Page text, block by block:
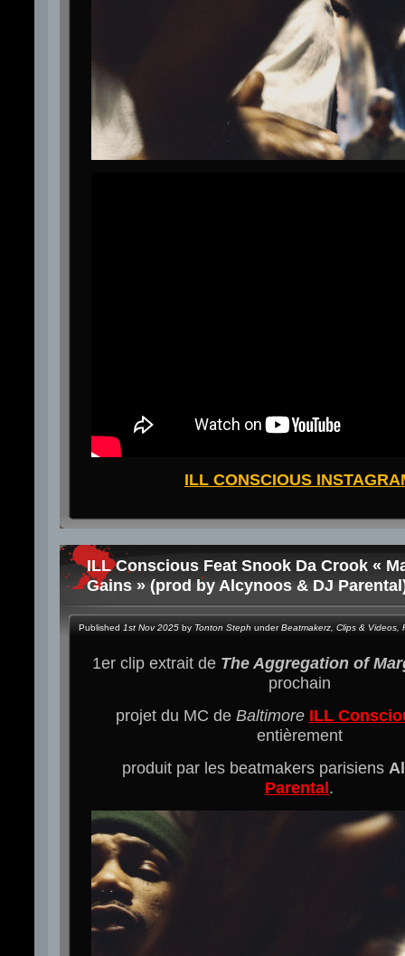
ILL CONSCIOUS
ILL Conscious Feat Snook Da Crook «
Gains » (prod by Alcynoos & DJ
Published 1st Nov 2025 by Tonton Steph underBeatmakerz Clips & Videos
1er clip extrait de The Aggregation of
prochain
projet du MC de Baltimore ILL
entièrement
produit par les beatmakers parisiens
Parental.